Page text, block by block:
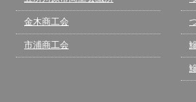
金木商工会
市浦商工会